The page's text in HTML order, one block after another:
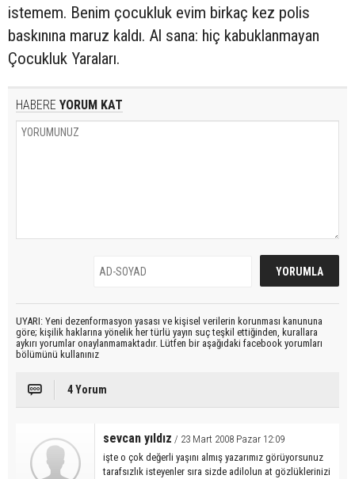
istemem. Benim çocukluk evim birkaç kez polis
baskınına maruz kaldı. Al sana: hiç kabuklanmayan
Çocukluk Yaraları.
HABERE YORUM KAT
UYARI: Yeni dezenformasyon yasası ve kişisel verilerin korunması kanununa
göre; kişilik haklarına yönelik her türlü yayın suç teşkil ettiğinden, kurallara
aykırı yorumlar onaylanmamaktadır. Lütfen bir aşağıdaki facebook yorumları
bölümünü kullanınız
4 Yorum
sevcan yıldız / 23 Mart 2008 Pazar 12:09
işte o çok değerli yaşını almış yazarımız görüyorsunuz
tarafsızlık isteyenler sıra sizde adilolun at gözlüklerinizi